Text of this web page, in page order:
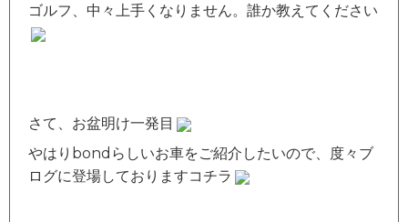
ゴルフ、中々上手くなりません。誰か教えてください
さて、お盆明け一発目
やはりbondらしいお車をご紹介したいので、度々ブ
ログに登場しておりますコチラ